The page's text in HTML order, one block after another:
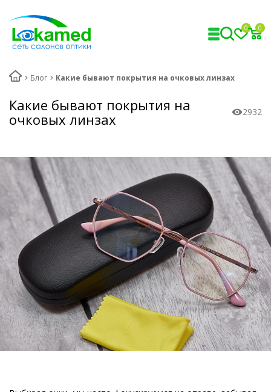
0 0
Блог Какие бывают покрытия на очковых линзах
Какие бывают покрытия на
очковых линзах
2932